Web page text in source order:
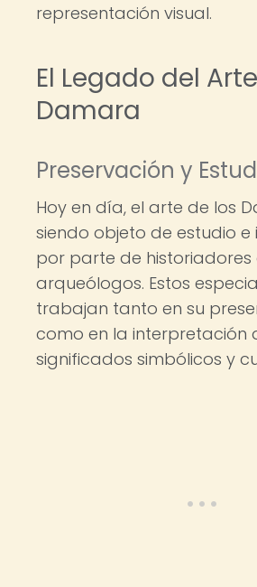
representación visual.
El Legado del
Damara
Preservación y
Hoy en día, el arte de los
siendo objeto de estudio e
por parte de historiadores
arqueólogos. Estos
trabajan tanto en su
como en la interpretación
significados simbólicos y